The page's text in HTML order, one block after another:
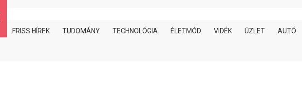
FRISS HÍREK TUDOMÁNY TECHNOLÓGIA ÉLETMÓD VIDÉK ÜZLET AUTÓ